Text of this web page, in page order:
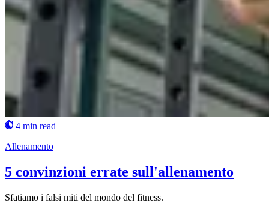
4 min read
Allenamento
5 convinzioni errate sull'allenamento
Sfatiamo i falsi miti del mondo del fitness.